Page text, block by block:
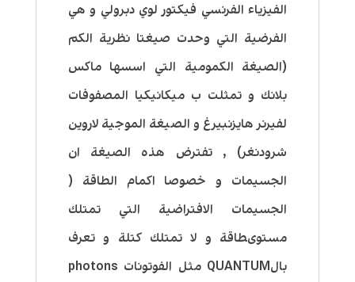
الفيزياء الفرنسي فيكتور لوي دبرولي و هي
الفرضية التي وحدت صيغتا نظرية الكم
(الصيغة الكمومية التي اسسها ماكس
بلانك و تمثلت ب ميكانيكيا المصفوفات
لفيرنر هايزنبيرغ و الصيغة الموجية لاروين
شرودنغر) , تفترض هذه الصيغة ان
الجسيمات و خصوصا اكمام الطاقة (
الجسيمات الافتراضية التي تمتلك
مستوىطاقة و لا تمتلك كتلة و تعرف
بالQUANTUM مثل الفوتونات photons